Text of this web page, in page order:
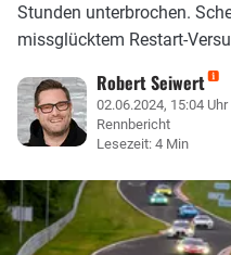
Stunden unterbrochen.
missglücktem Restart-
Robert Seiwert
02.06.2024, 15:04 Uhr
Rennbericht
Lesezeit: 4 Min